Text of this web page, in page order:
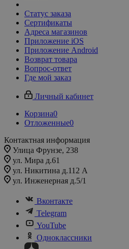
Статус заказа
Сертификаты
Адреса магазинов
Приложение iOS
Приложение Android
Возврат товара
Вопрос-ответ
Где мой заказ
Личный кабинет
Корзина0
Отложенные0
Контактная информация
Улица Фрунзе, 238​
ул. Мира д.61
ул. Никитина д.112 А
ул. Инженерная д.5/1
Вконтакте
Telegram
YouTube
Одноклассники